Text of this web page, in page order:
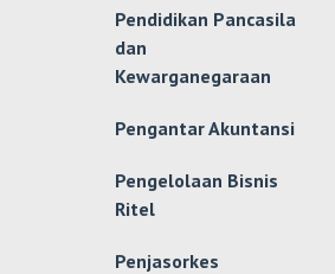
Pendidikan Pancasila
dan
Kewarganegaraan
Pengantar Akuntansi
Pengelolaan Bisnis
Ritel
Penjasorkes